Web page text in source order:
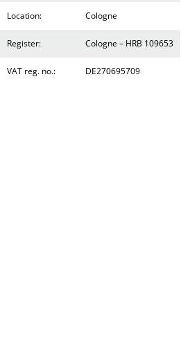
Location: Cologne
Register: Cologne – HRB 109653
VAT reg. no.: DE270695709